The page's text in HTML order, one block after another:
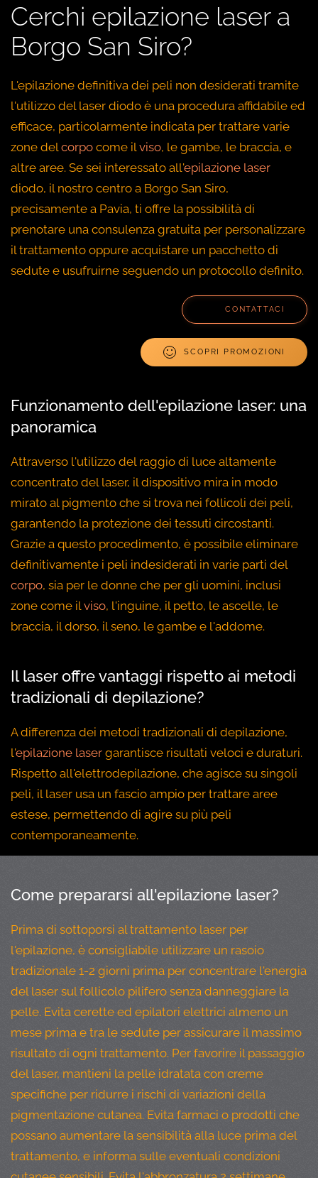
Cerchi epilazione laser a
Borgo San Siro?
L'epilazione definitiva dei peli non desiderati tramite
l'utilizzo del laser diodo è una procedura affidabile ed
efficace, particolarmente indicata per trattare varie
zone del corpo come il viso, le gambe, le braccia, e
altre aree. Se sei interessato all'epilazione laser
diodo, il nostro centro a Borgo San Siro,
precisamente a Pavia, ti offre la possibilità di
prenotare una consulenza gratuita per personalizzare
il trattamento oppure acquistare un pacchetto di
sedute e usufruirne seguendo un protocollo definito.
CONTATTACI
SCOPRI PROMOZIONI
Funzionamento dell'epilazione laser: una
panoramica
Attraverso l'utilizzo del raggio di luce altamente
concentrato del laser, il dispositivo mira in modo
mirato al pigmento che si trova nei follicoli dei peli,
garantendo la protezione dei tessuti circostanti.
Grazie a questo procedimento, è possibile eliminare
definitivamente i peli indesiderati in varie parti del
corpo, sia per le donne che per gli uomini, inclusi
zone come il viso, l'inguine, il petto, le ascelle, le
braccia, il dorso, il seno, le gambe e l'addome.
Il laser offre vantaggi rispetto ai metodi
tradizionali di depilazione?
A differenza dei metodi tradizionali di depilazione,
l'epilazione laser garantisce risultati veloci e duraturi.
Rispetto all'elettrodepilazione, che agisce su singoli
peli, il laser usa un fascio ampio per trattare aree
estese, permettendo di agire su più peli
contemporaneamente.
Come prepararsi all'epilazione laser?
Prima di sottoporsi al trattamento laser per
l'epilazione, è consigliabile utilizzare un rasoio
tradizionale 1-2 giorni prima per concentrare l'energia
del laser sul follicolo pilifero senza danneggiare la
pelle. Evita cerette ed epilatori elettrici almeno un
mese prima e tra le sedute per assicurare il massimo
risultato di ogni trattamento. Per favorire il passaggio
del laser, mantieni la pelle idratata con creme
specifiche per ridurre i rischi di variazioni della
pigmentazione cutanea. Evita farmaci o prodotti che
possano aumentare la sensibilità alla luce prima del
trattamento, e informa sulle eventuali condizioni